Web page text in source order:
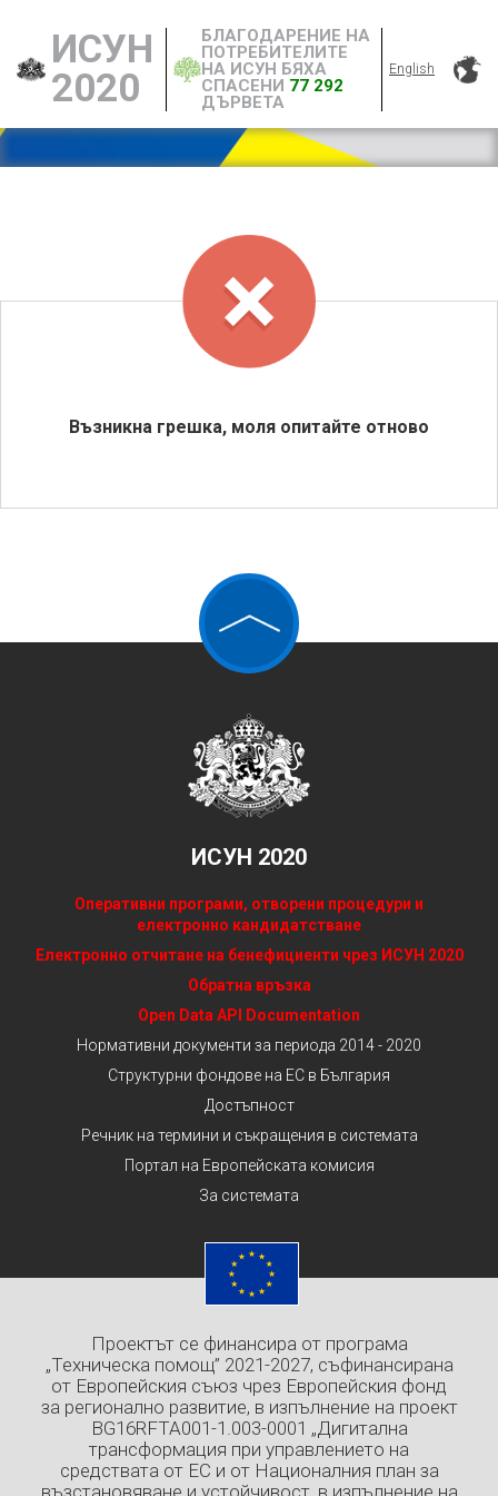
ИСУН
2020
БЛАГОДАРЕНИЕ НА
ПОТРЕБИТЕЛИТЕ
НА ИСУН БЯХА
СПАСЕНИ 77 292
ДЪРВЕТА
English
Възникна грешка, моля опитайте отново
ИСУН 2020
Оперативни програми, отворени процедури и
електронно кандидатстване
Електронно отчитане на бенефициенти чрез ИСУН 2020
Обратна връзка
Open Data API Documentation
Нормативни документи за периода 2014 - 2020
Структурни фондове на ЕС в България
Достъпност
Речник на термини и съкращения в системата
Портал на Европейската комисия
За системата
Проектът се финансира от програма
„Техническа помощ” 2021-2027, съфинансирана
от Европейския съюз чрез Европейския фонд
за регионално развитие, в изпълнение на проект
BG16RFTA001-1.003-0001 „Дигитална
трансформация при управлението на
средствата от ЕС и от Националния план за
възстановяване и устойчивост, в изпълнение на